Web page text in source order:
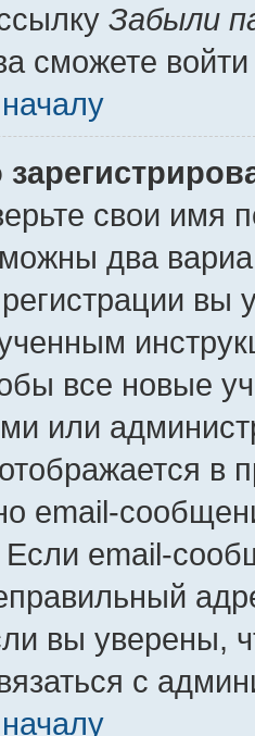
Забыли
сможете
свои имя
два
вы
все новые
или
в
email-
Если email-
вы уверены,
с